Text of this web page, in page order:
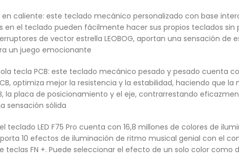
caliente: este teclado mecánico personalizado con base
en el teclado pueden fácilmente hacer sus propios teclados
de vector estrella LEOBOG, aportan una sensación
un juego emocionante
tecla PCB: este teclado mecánico pesado y pesado cuenta
optimiza mejor la resistencia y la estabilidad, haciendo que
la placa de posicionamiento y el eje, contrarrestando
sensación sólida
teclado LED F75 Pro cuenta con 16,8 millones de colores de
10 efectos de iluminación de ritmo musical genial con el
FN +. Puede seleccionar el efecto de un solo color como